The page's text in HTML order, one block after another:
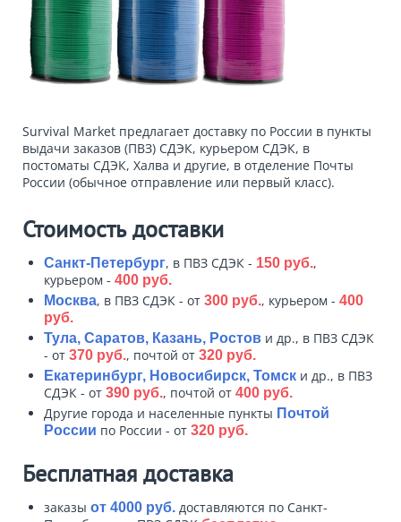
Survival Market предлагает доставку по России в пункты
выдачи заказов (ПВЗ) СДЭК, курьером СДЭК, в
постоматы СДЭК, Халва и другие, в отделение Почты
России (обычное отправление или первый класс).
Стоимость доставки
Санкт-Петербург, в ПВЗ СДЭК - 150 руб.,
курьером - 400 руб.
Москва, в ПВЗ СДЭК - от 300 руб., курьером - 400
руб.
Тула, Саратов, Казань, Ростов и др., в ПВЗ СДЭК
- от 370 руб., почтой от 320 руб.
Екатеринбург, Новосибирск, Томск и др., в ПВЗ
СДЭК - от 390 руб., почтой от 400 руб.
Другие города и населенные пункты Почтой
России по России - от 320 руб.
Бесплатная доставка
заказы от 4000 руб. доставляются по Санкт-